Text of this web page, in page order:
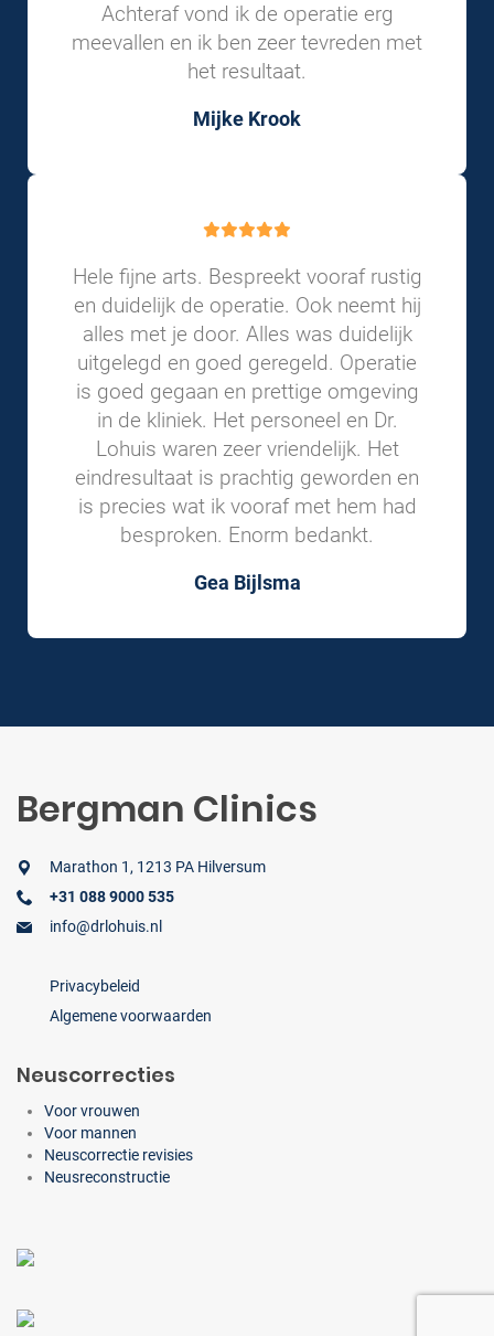
Achteraf vond ik de operatie erg
meevallen en ik ben zeer tevreden met
het resultaat.
Mijke Krook
Hele fijne arts. Bespreekt vooraf rustig
en duidelijk de operatie. Ook neemt hij
alles met je door. Alles was duidelijk
uitgelegd en goed geregeld. Operatie
is goed gegaan en prettige omgeving
in de kliniek. Het personeel en Dr.
Lohuis waren zeer vriendelijk. Het
eindresultaat is prachtig geworden en
is precies wat ik vooraf met hem had
besproken. Enorm bedankt.
Gea Bijlsma
Bergman Clinics
Marathon 1, 1213 PA Hilversum
+31 088 9000 535
info@drlohuis.nl
Privacybeleid
Algemene voorwaarden
Neuscorrecties
Voor vrouwen
Voor mannen
Neuscorrectie revisies
Neusreconstructie